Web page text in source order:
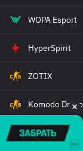
WOPA Esport
HyperSpirit
ZOTIX
Komodo
SIUUUUUU